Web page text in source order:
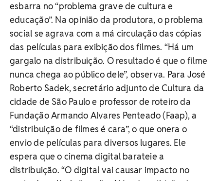
esbarra no “problema grave de cultura e
educação”. Na opinião da produtora, o problema
social se agrava com a má circulação das cópias
das películas para exibição dos filmes. “Há um
gargalo na distribuição. O resultado é que o filme
nunca chega ao público dele”, observa. Para José
Roberto Sadek, secretário adjunto de Cultura da
cidade de São Paulo e professor de roteiro da
Fundação Armando Alvares Penteado (Faap), a
“distribuição de filmes é cara”, o que onera o
envio de películas para diversos lugares. Ele
espera que o cinema digital barateie a
distribuição. “O digital vai causar impacto no